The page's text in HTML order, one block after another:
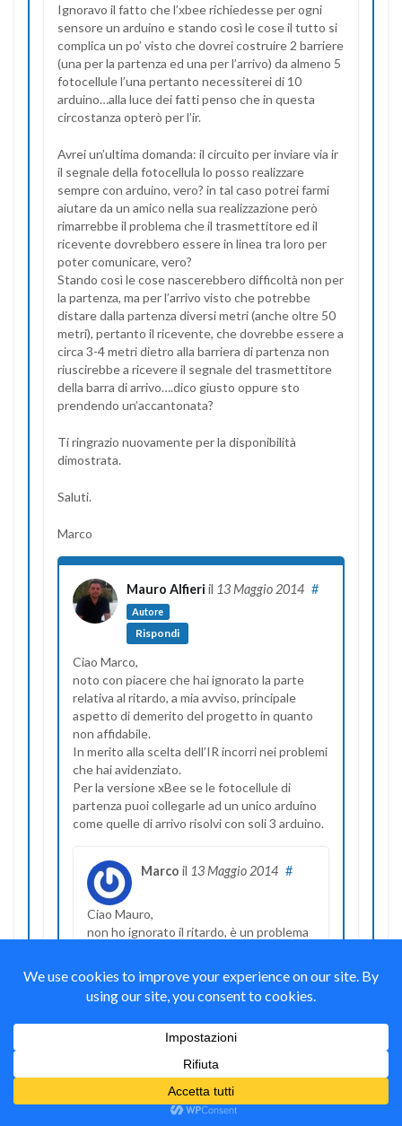
Ignoravo il fatto che l’xbee richiedesse per ogni
sensore un arduino e stando così le cose il tutto si
complica un po’ visto che dovrei costruire 2 barriere
(una per la partenza ed una per l’arrivo) da almeno 5
fotocellule l’una pertanto necessiterei di 10
arduino…alla luce dei fatti penso che in questa
circostanza opterò per l’ir.
Avrei un’ultima domanda: il circuito per inviare via ir
il segnale della fotocellula lo posso realizzare
sempre con arduino, vero? in tal caso potrei farmi
aiutare da un amico nella sua realizzazione però
rimarrebbe il problema che il trasmettitore ed il
ricevente dovrebbero essere in linea tra loro per
poter comunicare, vero?
Stando così le cose nascerebbero difficoltà non per
la partenza, ma per l’arrivo visto che potrebbe
distare dalla partenza diversi metri (anche oltre 50
metri), pertanto il ricevente, che dovrebbe essere a
circa 3-4 metri dietro alla barriera di partenza non
riuscirebbe a ricevere il segnale del trasmettitore
della barra di arrivo….dico giusto oppure sto
prendendo un’accantonata?
Ti ringrazio nuovamente per la disponibilità
dimostrata.
Saluti.
Marco
Mauro Alfieri il 13 Maggio 2014
Autore
#
Rispondi
Ciao Marco,
noto con piacere che hai ignorato la parte
relativa al ritardo, a mia avviso, principale
aspetto di demerito del progetto in quanto
non affidabile.
In merito alla scelta dell’IR incorri nei problemi
che hai avidenziato.
Per la versione xBee se le fotocellule di
partenza puoi collegarle ad un unico arduino
come quelle di arrivo risolvi con soli 3 arduino.
Marco il 13 Maggio 2014 #
Ciao Mauro,
non ho ignorato il ritardo, è un problema
competenze in materia sono limitate) e
comunque la determinazione dei tempi al
momento è solo amatoriale (mi serve
solo per vedere se c’è una costanza di
giro e/o se ci sono miglioramenti,
ovviamente la determinazione verrà
presa agli inizi anche con cronometro
manuale), più in là dovrà essere, se si